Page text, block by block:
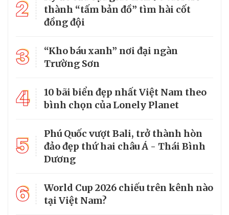
2
thành “tấm bản đồ” tìm hài cốt
đồng đội
3
“Kho báu xanh” nơi đại ngàn
Trường Sơn
4
10 bãi biển đẹp nhất Việt Nam theo
bình chọn của Lonely Planet
5
Phú Quốc vượt Bali, trở thành hòn
đảo đẹp thứ hai châu Á - Thái Bình
Dương
6
World Cup 2026 chiếu trên kênh nào
tại Việt Nam?